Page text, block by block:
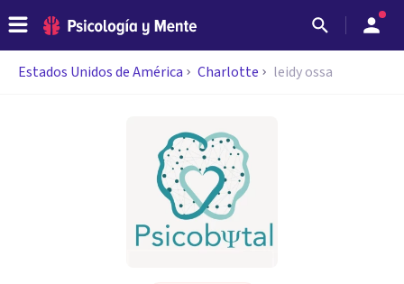
Estados Unidos de América Charlotte leidy ossa